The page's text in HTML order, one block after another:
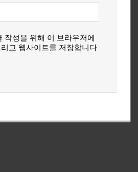
작성을 위해 이 브라우저에
고 웹사이트를 저장합니다.